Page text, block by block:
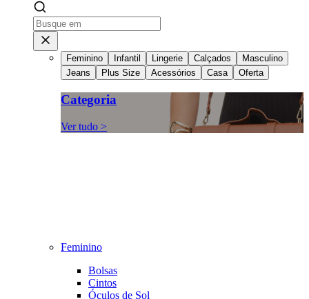
Feminino Infantil Lingerie Calçados
Masculino
Jeans
Plus Size Acessórios Casa Oferta
Categoria
Ver tudo >
Feminino
Bolsas
Cintos
Óculos de Sol